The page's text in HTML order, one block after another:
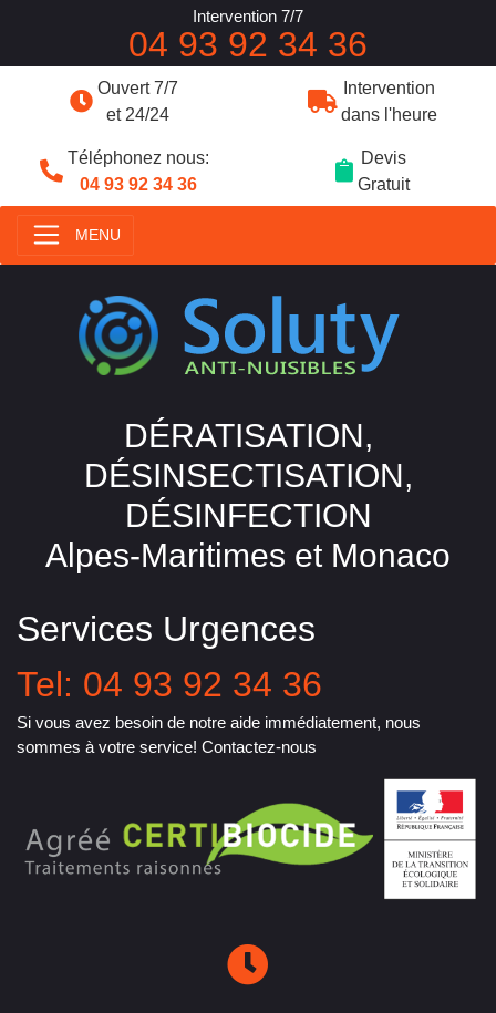
Ouvert 7/7
et 24/24
Intervention
dans l'heure
Téléphonez nous:
04 93 92 34 36
Devis
Gratuit
MENU
DÉRATISATION,
DÉSINSECTISATION,
DÉSINFECTION
Alpes-Maritimes et Monaco
Services Urgences
Tel: 04 93 92 34 36
Si vous avez besoin de notre aide immédiatement, nous
sommes à votre service! Contactez-nous
Intervention 7/7
04 93 92 34 36